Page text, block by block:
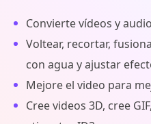
Convierte vídeos y
Voltear, recortar,
con agua y ajustar
Mejore el video para
Cree videos 3D, cree